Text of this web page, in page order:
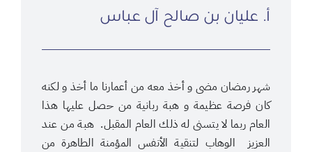
أ. عليان بن صالح آل عباس
شهر رمضان مضى و أخذ معه من أعمارنا ما أخذ و لكنه
كان فرصة عظيمة و هبة ربانية من حصل عليها هذا
العام ربما لا يتسنى له ذلك العام المقبل. هبة من عند
العزيز الوهاب لتنقية الأنفس المؤمنة الطاهرة من